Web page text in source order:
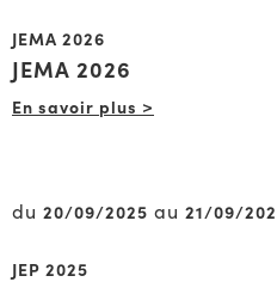
JEMA 2026
JEMA 2026
En savoir plus >
du 20/09/2025 au 21/09/
JEP 2025